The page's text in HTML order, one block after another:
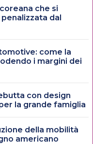
che si
dal
come la
i margini dei
con design
la grande famiglia
della mobilità
americano